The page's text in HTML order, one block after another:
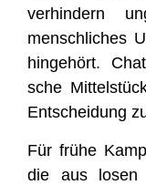
ver­hin­dern
mensch­li­ches
hin­ge­hört.
sche
Ent­schei­dung
Für frü­he
die aus losen